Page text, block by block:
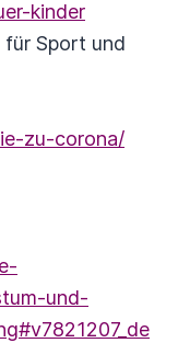
kinder
für Sport und
zu-corona/
und-